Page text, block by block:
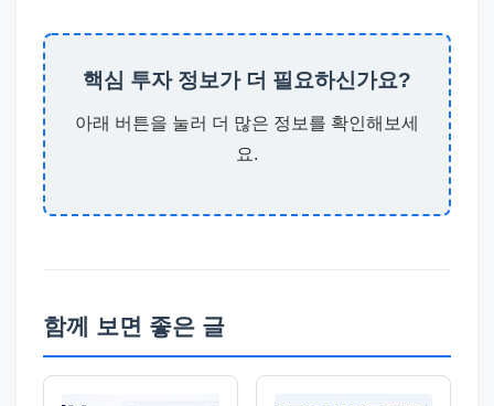
핵심 투자 정보가 더 필요하신가요?
아래 버튼을 눌러 더 많은 정보를 확인해보세
요.
함께 보면 좋은 글